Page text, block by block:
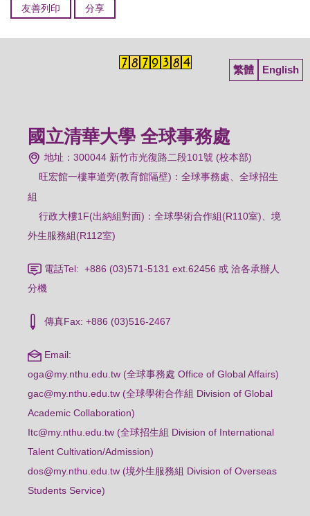
友善列印 分享
繁體 English
國立清華大學 全球事務處
地址：300044 新竹市光復路二段101號 (校本部)
旺宏館一樓車道旁(教育館隔壁)：全球事務處、全球招生
組
行政大樓1F(出納組對面)：全球學術合作組(R110室)、境
外生服務組(R112室)
電話Tel: +886 (03)571-5131 ext.62456 或 洽各承辦人
分機
傳真Fax: +886 (03)516-2467
Email:
oga@my.nthu.edu.tw (全球事務處 Office of Global Affairs)
gac@my.nthu.edu.tw (全球學術合作組 Division of Global
Academic Collaboration)
Itc@my.nthu.edu.tw (全球招生組 Division of International
Talent Cultivation/Admission)
dos@my.nthu.edu.tw (境外生服務組 Division of Overseas
Students Service)